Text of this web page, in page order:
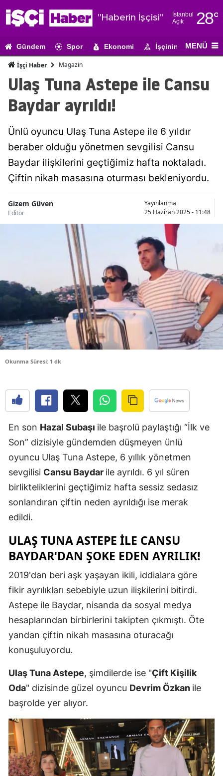
"Haberin İşçisi"
İstanbul
Açık
28°
Adıyaman
Ağrı
Ankara
Antalya
Artvin
Aydın
Balıkesir
Bitlis
Bolu
Burdur
Bursa
Çorum
Edirne
Erzincan
Gaziantep
Giresun
Gümüşhane
Hakkari
Mersin
İzmir
Kars
Kastamonu
Gündem Spor Ekonomi İşçinin Gündemi
MENÜ
İşçi Haber Magazin
Ulaş Tuna Astepe ile Cansu
Baydar ayrıldı!
Ünlü oyuncu Ulaş Tuna Astepe ile 6 yıldır
beraber olduğu yönetmen sevgilisi Cansu
Baydar ilişkilerini geçtiğimiz hafta noktaladı.
Çiftin nikah masasına oturması bekleniyordu.
Gizem Güven
Editör
Yayınlanma
25 Haziran 2025 - 11:48
Okunma Süresi: 1 dk
En son Hazal Subaşı ile başrolü paylaştığı “İlk ve
Son” dizisiyle gündemden düşmeyen ünlü
oyuncu Ulaş Tuna Astepe, 6 yıllık yönetmen
sevgilisi Cansu Baydar ile ayrıldı. 6 yıl süren
birlikteliklerini geçtiğimiz hafta sessiz sedasız
sonlandıran çiftin neden ayrıldığı ise merak
edildi.
ULAŞ TUNA ASTEPE İLE CANSU
BAYDAR'DAN ŞOKE EDEN AYRILIK!
2019'dan beri aşk yaşayan ikili, iddialara göre
fikir ayrılıkları sebebiyle uzun ilişkilerini bitirdi.
Astepe ile Baydar, nisanda da sosyal medya
hesaplarından birbirlerini takipten çıkmıştı. Öte
yandan çiftin nikah masasına oturacağı
konuşuluyordu.
Ulaş Tuna Astepe, şimdilerde ise "Çift Kişilik
Oda" dizisinde güzel oyuncu Devrim Özkan ile
başrolde yer alıyor.